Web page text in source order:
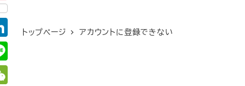
移
動
トップページ アカウントに登録できない